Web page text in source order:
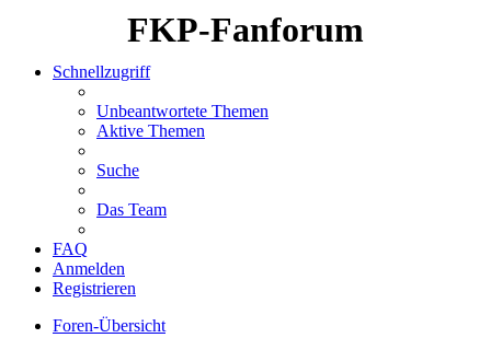
FKP-Fanforum
Schnellzugriff
Unbeantwortete Themen
Aktive Themen
Suche
Das Team
FAQ
Anmelden
Registrieren
Foren-Übersicht